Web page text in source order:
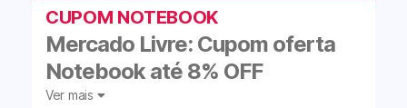
CUPOM NOTEBOOK
Mercado Livre: Cupom oferta
Notebook até 8% OFF
Ver mais